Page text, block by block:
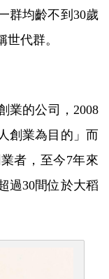
群均齡不到30歲
代群。
業的公司，2008
創業為目的」而
者，至今7年來
過30間位於大稻